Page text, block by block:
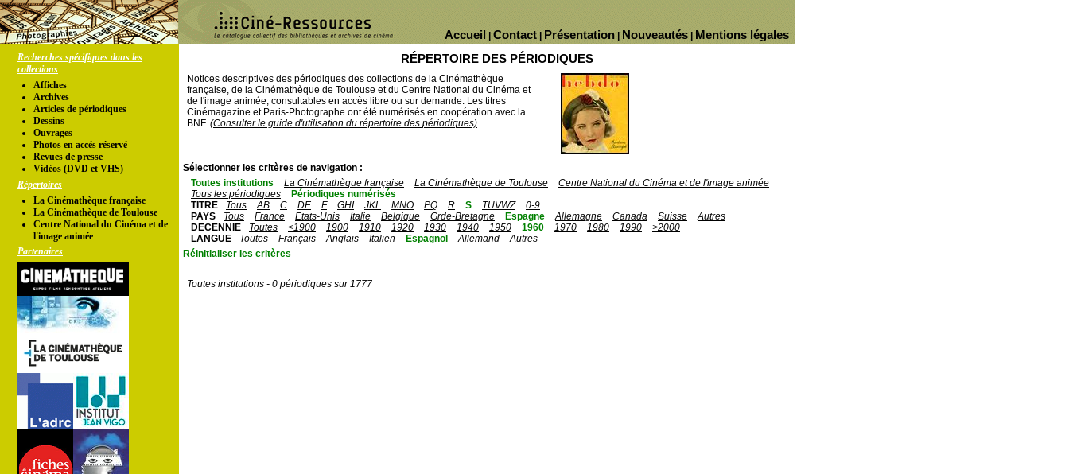
Mentions légales
Nouveautés
Présentation
Contact
Accueil
Recherches spécifiques dans les
collections
Affiches
Archives
Articles de périodiques
Dessins
Ouvrages
Photos en accés réservé
Revues de presse
Vidéos (DVD et VHS)
Répertoires
La Cinémathèque française
La Cinémathèque de Toulouse
Centre National du Cinéma et de
l'image animée
Partenaires
RÉPERTOIRE DES PÉRIODIQUES
Notices descriptives des périodiques des collections de la Cinémathèque
française, de la Cinémathèque de Toulouse et du Centre National du Cinéma et
de l'image animée, consultables en accès libre ou sur demande. Les titres
Cinémagazine et Paris-Photographe ont été numérisés en coopération avec la
BNF. (Consulter le guide d'utilisation du répertoire des périodiques)
Sélectionner les critères de navigation :
Toutes institutions
La Cinémathèque française La Cinémathèque de Toulouse
Centre National du Cinéma et de l'image animée
Tous les périodiques
Périodiques numérisés
TITRE
Tous AB C DE F GHI JKL MNO PQ R S TUVWZ
0-9
PAYS
Tous France Etats-Unis Italie Belgique Grde-Bretagne Espagne Allemagne Canada Suisse
Autres
DECENNIE
Toutes <1900 1900 1910 1920 1930 1940 1950 1960 1970 1980 1990
>2000
LANGUE
Toutes Français Anglais Italien Espagnol Allemand
Autres
Réinitialiser les critères
Toutes institutions - 0 périodiques sur 1777